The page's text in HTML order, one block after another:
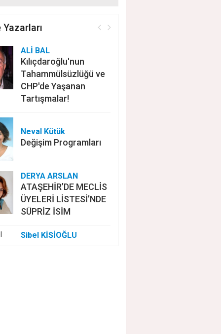
Yazarları
ALİ BAL
Kılıçdaroğlu'nun
Tahammülsüzlüğü ve
CHP'de Yaşanan
Tartışmalar!
Neval Kütük
Değişim Programları
DERYA ARSLAN
ATAŞEHİR’DE MECLİS
ÜYELERİ LİSTESİ’NDE
SÜPRİZ İSİM
Sibel KİŞİOĞLU
EUROVISION'DA